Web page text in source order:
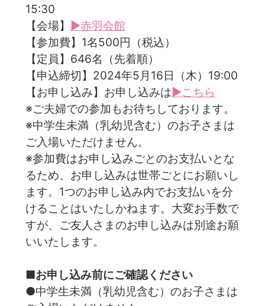
15:30
【会場】 ▶赤羽会館
【参加費】1名500円（税込）
【定員】646名（先着順）
【申込締切】2024年5月16日（木）19:00
【お申し込み】お申し込みは▶こちら
※ご夫婦での参加もお待ちしております。
※中学生未満（乳幼児含む）のお子さまは
ご入場いただけません。
※参加費はお申し込みごとのお支払いとな
るため、お申し込みは世帯ごとにお願いし
ます。1つのお申し込み内でお支払いを分
けることはいたしかねます。大変お手数で
すが、ご友人さまのお申し込みは別途お願
いいたします。
■お申し込み前にご確認ください
●中学生未満（乳幼児含む）のお子さまは